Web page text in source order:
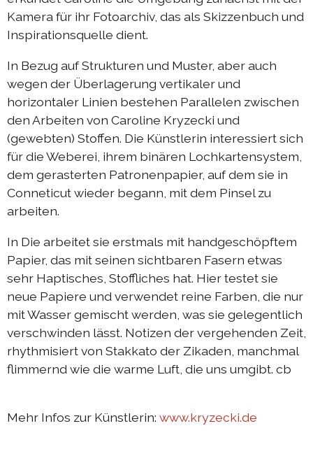
komplizen & links
kontakt
DIEprojekte
DIEresidenz Berlin
deutsch | français
Kamera für ihr Fotoarchiv, das als Skizzenbuch und
Inspirationsquelle dient.
In Bezug auf Strukturen und Muster, aber auch
wegen der Überlagerung vertikaler und
horizontaler Linien bestehen Parallelen zwischen
den Arbeiten von Caroline Kryzecki und
(gewebten) Stoffen. Die Künstlerin interessiert sich
für die Weberei, ihrem binären Lochkartensystem,
dem gerasterten Patronenpapier, auf dem sie in
Conneticut wieder begann, mit dem Pinsel zu
arbeiten.
In Die arbeitet sie erstmals mit handgeschöpftem
Papier, das mit seinen sichtbaren Fasern etwas
sehr Haptisches, Stoffliches hat. Hier testet sie
neue Papiere und verwendet reine Farben, die nur
mit Wasser gemischt werden, was sie gelegentlich
verschwinden lässt. Notizen der vergehenden Zeit,
rhythmisiert von Stakkato der Zikaden, manchmal
flimmernd wie die warme Luft, die uns umgibt. cb
Mehr Infos zur Künstlerin: www.kryzecki.de